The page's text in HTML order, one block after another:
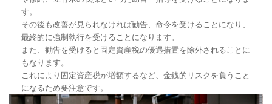
す。
その後も改善が見られなければ勧告、命令を受けることになり、
最終的に強制執行を受けることになります。
また、勧告を受けると固定資産税の優遇措置を除外されることに
もなります。
これにより固定資産税が増額するなど、金銭的リスクを負うこと
になるため要注意です。